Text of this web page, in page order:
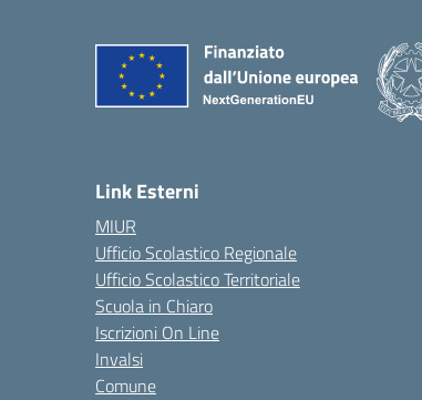
Link Esterni
MIUR
Ufficio Scolastico Regionale
Ufficio Scolastico Territoriale
Scuola in Chiaro
Iscrizioni On Line
Invalsi
Comune